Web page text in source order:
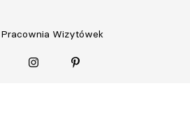
Wizytówek